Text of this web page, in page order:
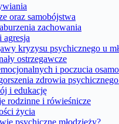
oraz samobójstwa
zachowania
agresja
kryzysu psychicznego u
ostrzegawcze
i poczucia
zdrowia
i edukację
rodzinne i rówieśnicze
życia
psychiczne młodzieży?